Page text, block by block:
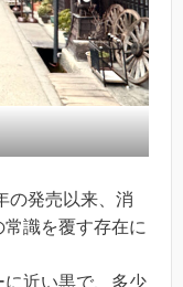
の発売以来、消
識を覆す存在に
近い黒で、多少